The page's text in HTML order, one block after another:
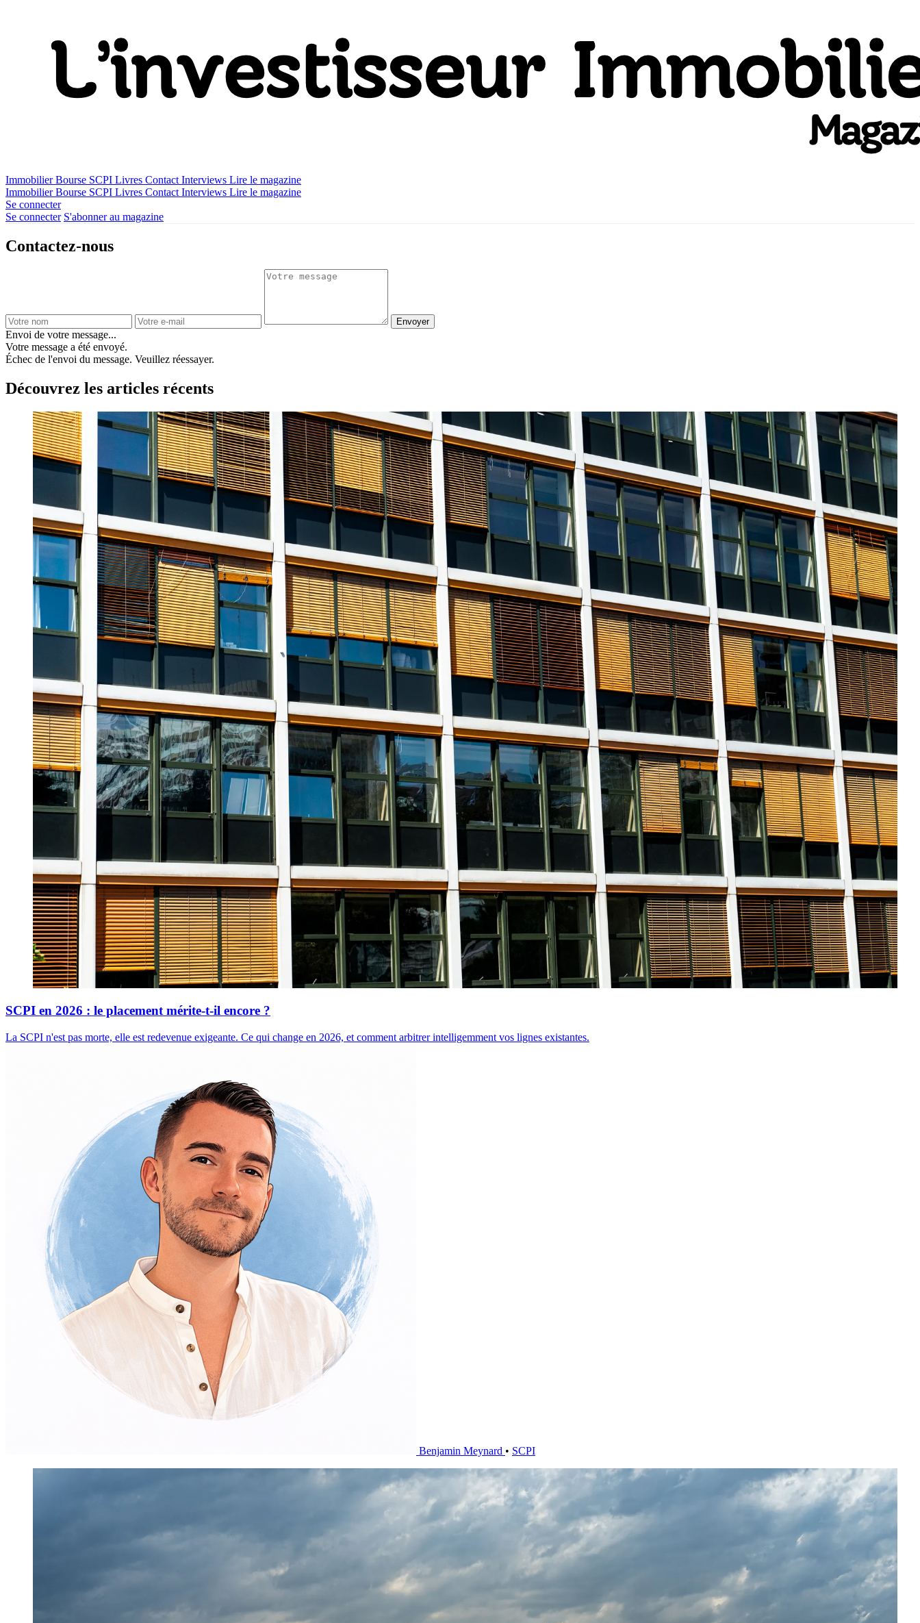
ImmobilierBourse SCPI Livres Contact Interviews Lire le magazine
ImmobilierBourse SCPI Livres Contact Interviews Lire le magazine
Se connecter
Se connecter S'abonner au magazine
Contactez-nous
Envoyer
Envoi de votre message...
Votre message a été envoyé.
Échec de l'envoi du message. Veuillez réessayer.
Découvrez les articles récents
SCPI en 2026 : le placement mérite-t-il encore ?
La SCPI n'est pas morte, elle est redevenue exigeante. Ce qui change en 2026, et comment arbitrer intelligemment vos lignes existantes.
Benjamin Meynard • SCPI